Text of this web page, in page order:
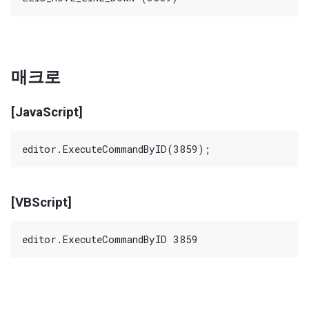
매크로
[JavaScript]
[VBScript]